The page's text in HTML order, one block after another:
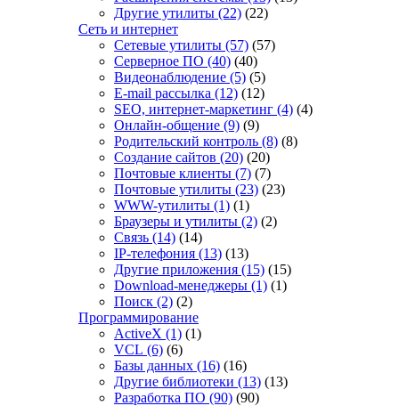
Другие утилиты (22) (22)
Сеть и интернет
Сетевые утилиты (57) (57)
Серверное ПО (40) (40)
Видеонаблюдение (5) (5)
E-mail рассылка (12) (12)
SEO, интернет-маркетинг (4) (4)
Онлайн-общение (9) (9)
Родительский контроль (8) (8)
Создание сайтов (20) (20)
Почтовые клиенты (7) (7)
Почтовые утилиты (23) (23)
WWW-утилиты (1) (1)
Браузеры и утилиты (2) (2)
Связь (14) (14)
IP-телефония (13) (13)
Другие приложения (15) (15)
Download-менеджеры (1) (1)
Поиск (2) (2)
Программирование
ActiveX (1) (1)
VCL (6) (6)
Базы данных (16) (16)
Другие библиотеки (13) (13)
Разработка ПО (90) (90)